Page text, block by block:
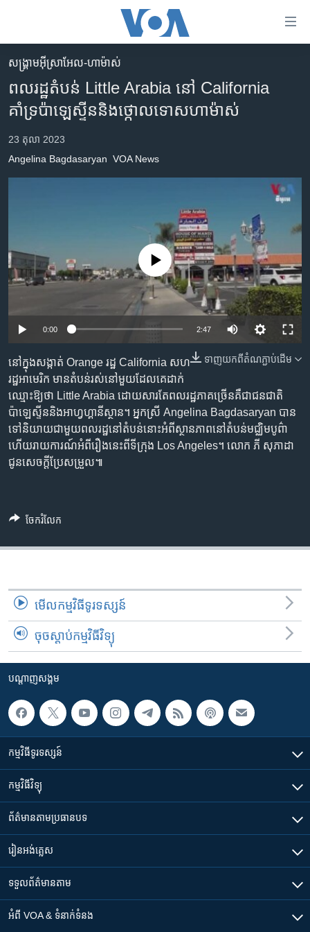
គេហទំព័រ​
ទាក់ទង
រំលង​
និង​
ទៅ​​
ទំព័រ​
ព័ត៌មាន​​
ចូល​
ទៅ​
សម្ព័ន្ធ​
រំលង​
និង​
ចូល​
ទៅ​
កាន់​
ទំព័រ​
ស្វែង​
រក
កម្ពុជា
អន្តរជាតិ
អាមេរិក
ចិន
វិទ្យុ / ផតខាសថ៍
Khmer English
បណ្តាញ​សង្គម
ភាសា
សង្គ្រាម​អ៊ីស្រាអែល-ហាម៉ាស់
ពលរដ្ឋ​តំបន់ Little Arabia នៅ California
គាំទ្រ​ប៉ាឡេស្ទីន​និង​ថ្កោលទោស​ហាម៉ាស់
23 តុលា 2023
Angelina Bagdasaryan VOA News
No media source currently available
0:00 2:47
ទាញ​យក​ពី​តំណភ្ជាប់​ដើម
នៅ​ក្នុង​សង្កាត់ Orange រដ្ឋ California សហ
រដ្ឋ​អាមេរិក មាន​តំបន់​រស់នៅ​មួយ​ដែល​គេ​ដាក់​
ឈ្មោះ​ឱ្យ​ថា Little Arabia ដោយសារតែ​ពលរដ្ឋ​ភាគ​ច្រើន​គឺ​ជា​ជនជាតិ​
ប៉ាឡេស្ទីន​និង​អាហ្វហ្គានីស្ថាន។ អ្នកស្រី Angelina Bagdasaryan បាន​
ទៅ​និយាយ​ជាមួយ​ពលរដ្ឋ​នៅ​តំបន់​នោះ​អំពី​ស្ថានភាព​នៅ​តំបន់​មជ្ឈិម​បូព៌ា
ហើយ​រាយការណ៍​អំពី​រឿង​នេះ​ពី​ទីក្រុង Los Angeles។ លោក ភី សុភាដា
ជូន​សេចក្ដី​ប្រែ​សម្រួល៕
ចែករំលែក
មើល​កម្មវិធី​ទូរទស្សន៍
ចុចស្តាប់កម្មវិធីវិទ្យុ
បណ្តាញ​សង្គម
កម្មវិធី​ទូរទស្សន៍
កម្មវិធី​វិទ្យុ
ព័ត៌មាន​តាមប្រធានបទ​
រៀន​​អង់គ្លេស
ទទួល​ព័ត៌មាន​តាម
អំពី​ VOA & ទំនាក់ទំនង